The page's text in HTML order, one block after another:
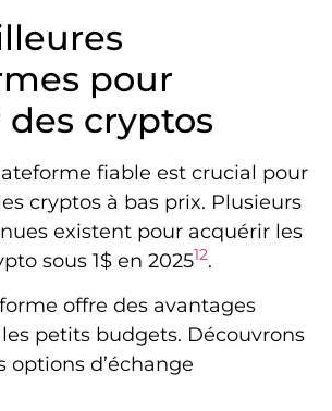
pour
cryptos
fiable est crucial pour
cryptos à bas prix. Plusieurs
existent pour acquérir les
sous 1$ en 202512.
offre des avantages
petits budgets. Découvrons
options d’échange